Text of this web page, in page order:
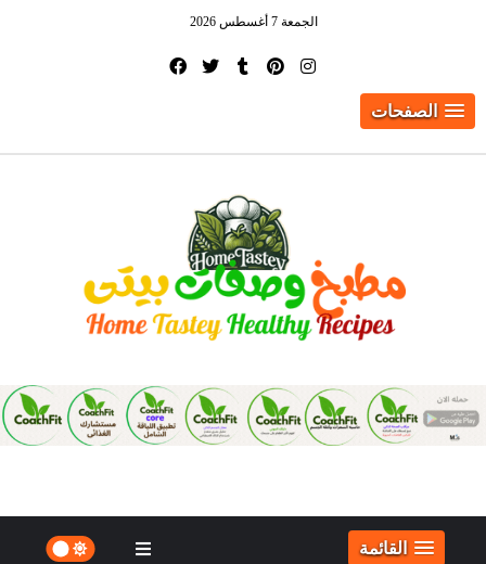
الجمعة 7 أغسطس 2026
الصفحات
القائمة